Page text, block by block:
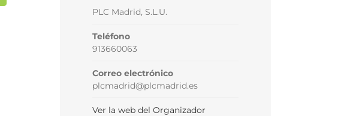
PLC Madrid, S.L.U.
Teléfono
913660063
Correo electrónico
plcmadrid@plcmadrid.es
Ver la web del Organizador